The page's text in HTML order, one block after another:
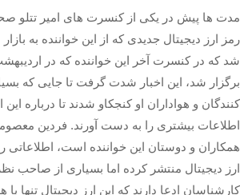
مدت ها پیش در یکی از کنسرت های امیر تتلو
رمز ارز دیجیتال جدیدی که از این خواننده به
برگزار شد، این اخبار شدت گرفت تا جایی که
کنندگان و هواداران او کنجکاو شدند تا درباره این
اطلاعات بیشتری را به دست آورند. فردین
همکاران و دوستان این خواننده است، اطلاعاتی
ارز دیجیتال منتشر کرده اما بسیاری از صاحب
کارشناسان ادعا دارند که این ارز دیجیتال تنها